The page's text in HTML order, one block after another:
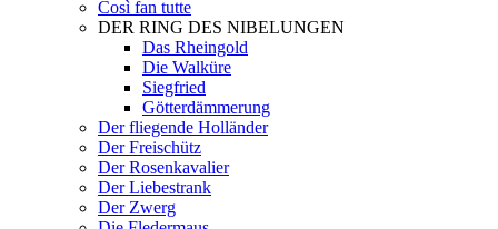
Così fan tutte
DER RING DES NIBELUNGEN
Das Rheingold
Die Walküre
Siegfried
Götterdämmerung
Der fliegende Holländer
Der Freischütz
Der Rosenkavalier
Der Liebestrank
Der Zwerg